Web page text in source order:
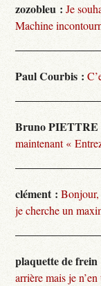
zozobleu : Je
Machine
Paul Courbis :
Bruno PIETTRE
maintenant «
clément : Bonjour,
je cherche un
plaquette de frein
arrière mais je